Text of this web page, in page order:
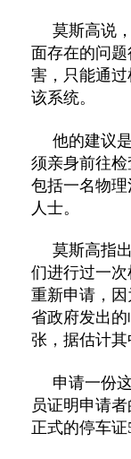
莫斯高说
面存在的问
害，只能通
该系统。
他的建议
须亲身前往
包括一名物
人士。
莫斯高指
们进行过一
重新申请，
省政府发出
张，据估计其
申请一份
员证明申请
正式的停车证